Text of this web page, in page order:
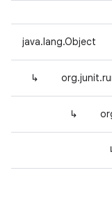
java.lang.Object
↳
↳